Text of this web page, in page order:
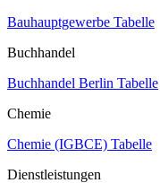
Bauhauptgewerbe Tabelle
Buchhandel
Buchhandel Berlin Tabelle
Chemie
Chemie (IGBCE) Tabelle
Dienstleistungen